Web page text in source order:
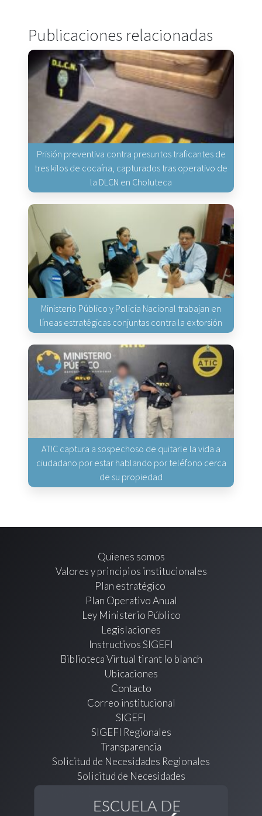
Publicaciones relacionadas
Prisión preventiva contra presuntos traficantes de
tres kilos de cocaína, capturados tras operativo de
la DLCN en Choluteca
Ministerio Público y Policía Nacional trabajan en
líneas estratégicas conjuntas contra la extorsión
ATIC captura a sospechoso de quitarle la vida a
ciudadano por estar hablando por teléfono cerca
de su propiedad
Quienes somos
Valores y principios institucionales
Plan estratégico
Plan Operativo Anual
Ley Ministerio Público
Legislaciones
Instructivos SIGEFI
Biblioteca Virtual tirant lo blanch
Ubicaciones
Contacto
Correo institucional
SIGEFI
SIGEFI Regionales
Transparencia
Solicitud de Necesidades Regionales
Solicitud de Necesidades